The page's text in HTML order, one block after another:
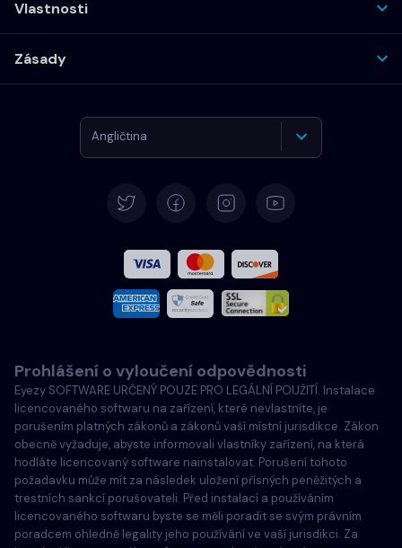
Vlastnosti
Zásady
Angličtina
Francouzština
Italština
Português
Türkçe
Polski
Prohlášení o vyloučení odpovědnosti
Eyezy SOFTWARE URČENÝ POUZE PRO LEGÁLNÍ POUŽITÍ. Instalace
licencovaného softwaru na zařízení, které nevlastníte, je
porušením platných zákonů a zákonů vaší místní jurisdikce. Zákon
obecně vyžaduje, abyste informovali vlastníky zařízení, na která
hodláte licencovaný software nainstalovat. Porušení tohoto
požadavku může mít za následek uložení přísných peněžitých a
trestních sankcí porušovateli. Před instalací a používáním
licencovaného softwaru byste se měli poradit se svým právním
poradcem ohledně legality jeho používání ve vaší jurisdikci. Za